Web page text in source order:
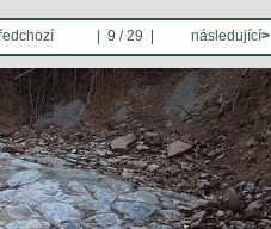
| 9 / 29 | následující>